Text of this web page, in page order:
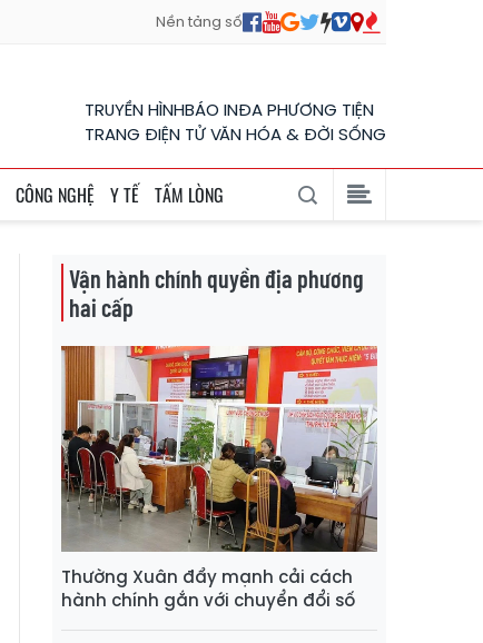
Nền tảng số
TRUYỀN HÌNHBÁO INĐA PHƯƠNG TIỆN
TRANG ĐIỆN TỬ VĂN HÓA & ĐỜI SỐNG
CÔNG NGHỆ Y TẾ TẤM LÒNG
Vận hành chính quyền địa phương
hai cấp
Thường Xuân đẩy mạnh cải cách
hành chính gắn với chuyển đổi số